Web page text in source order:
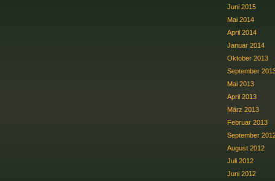
Juni 2015
Mai 2014
April 2014
Januar 2014
Oktober 2013
September
Mai 2013
April 2013
März 2013
Februar 2013
September
August 2012
Juli 2012
Juni 2012